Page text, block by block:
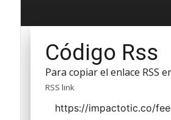
Código Rss
Para copiar el enlace RSS
RSS link